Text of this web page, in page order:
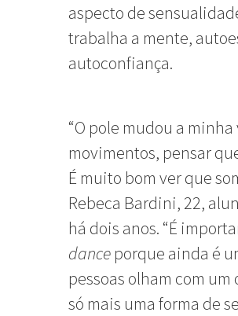
aspecto de
trabalha a mente,
autoconfiança.
“O pole mudou a
movimentos, pensar
É muito bom ver que
Rebeca Bardini, 22,
há dois anos. “É
dance porque ainda é
pessoas olham com
só mais uma forma de